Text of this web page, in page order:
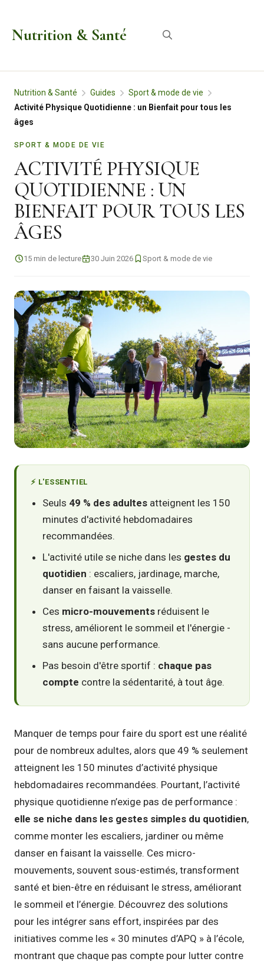
Nutrition & Santé
Nutrition & Santé Guides
Sport & mode de vie
Activité Physique Quotidienne : un Bienfait pour tous les
âges
SPORT & MODE DE VIE
ACTIVITÉ PHYSIQUE
QUOTIDIENNE : UN
BIENFAIT POUR TOUS LES
ÂGES
15 min de lecture 30 Juin 2026 Sport & mode de vie
⚡ L'ESSENTIEL
Seuls 49 % des adultes atteignent les 150
minutes d'activité hebdomadaires
recommandées.
L'activité utile se niche dans les gestes du
quotidien : escaliers, jardinage, marche,
danser en faisant la vaisselle.
Ces micro-mouvements réduisent le
stress, améliorent le sommeil et l'énergie -
sans aucune performance.
Pas besoin d'être sportif : chaque pas
compte contre la sédentarité, à tout âge.
Manquer de temps pour faire du sport est une réalité
pour de nombreux adultes, alors que 49 % seulement
atteignent les 150 minutes d’activité physique
hebdomadaires recommandées. Pourtant, l’activité
physique quotidienne n’exige pas de performance :
elle se niche dans les gestes simples du quotidien,
comme monter les escaliers, jardiner ou même
danser en faisant la vaisselle. Ces micro-
mouvements, souvent sous-estimés, transforment
santé et bien-être en réduisant le stress, améliorant
le sommeil et l’énergie. Découvrez des solutions
pour les intégrer sans effort, inspirées par des
initiatives comme les « 30 minutes d’APQ » à l’école,
montrant que chaque pas compte pour lutter contre